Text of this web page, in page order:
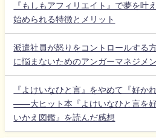
『もしもアフィリエイト』で夢を叶
始められる特徴とメリット
派遣社員が怒りをコントロールする
に悩まないためのアンガーマネジメ
『よけいなひと言』をやめて『好か
――大ヒット本『よけいなひと言を
いかえ図鑑』を読んだ感想